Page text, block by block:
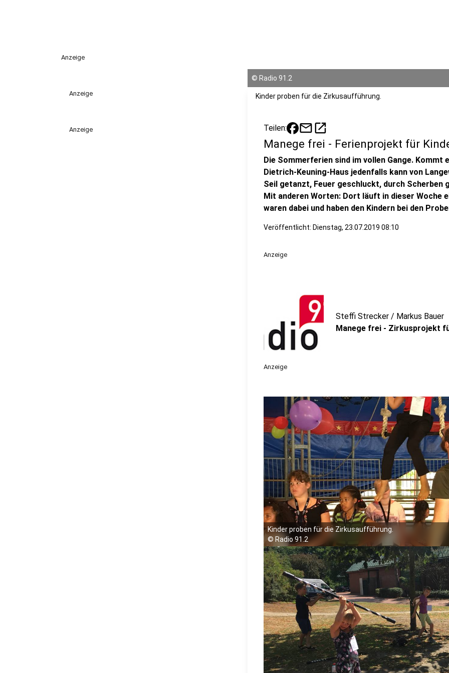
Anzeige
Anzeige
Anzeige
© Radio 91.2
Kinder proben für die Zirkusaufführung.
Teilen: mailopen_in_new
Manege frei - Ferienprojekt für
Die Sommerferien sind im vollen Gange. Kommt
Dietrich-Keuning-Haus jedenfalls kann von
Seil getanzt, Feuer geschluckt, durch Scherben
Mit anderen Worten: Dort läuft in dieser Woche
waren dabei und haben den Kindern bei den
Veröffentlicht: Dienstag, 23.07.2019 08:10
Anzeige
Steffi Strecker / Markus Bauer
Manege frei - Zirkusprojekt
Anzeige
Kinder proben für die Zirkusaufführung.
© Radio 91.2